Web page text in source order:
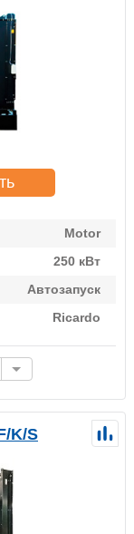
Motor
250 кВт
Автозапуск
Ricardo
K/S